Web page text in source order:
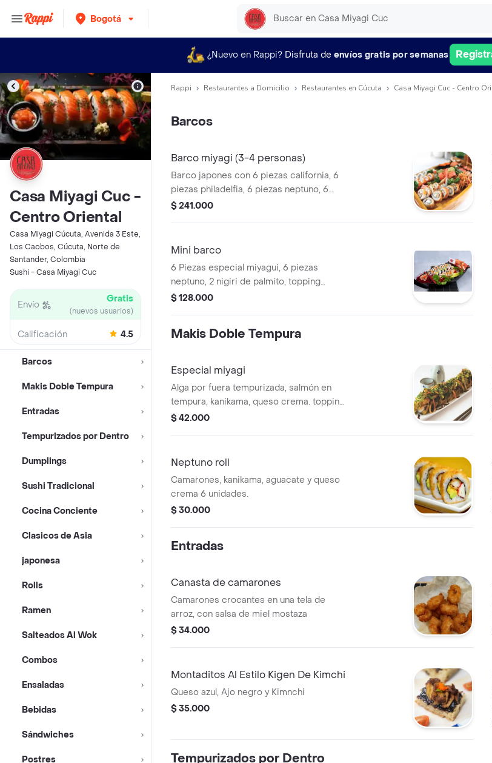
Bogotá
¿Nuevo en Rappi? Disfruta de envíos gratis por semanas
Casa Miyagi Cuc -
Centro Oriental
Casa Miyagi Cúcuta, Avenida 3 Este,
Los Caobos, Cúcuta, Norte de
Santander, Colombia
Sushi - Casa Miyagi Cuc
Envío Gratis
(nuevos usuarios)
Calificación 4.5
Barcos
Makis Doble Tempura
Entradas
Tempurizados por Dentro
Dumplings
Sushi Tradicional
Cocina Conciente
Clasicos de Asia
japonesa
Rolls
Ramen
Salteados Al Wok
Combos
Ensaladas
Bebidas
Sándwiches
Postres
Rappi Restaurantes a Domicilio Restaurantes en Cúcuta Casa Miyagi Cuc - Centro
Barcos
Barco miyagi (3-4 personas)
Barco japones con 6 piezas california, 6
piezas philadelfia, 6 piezas neptuno, 6
piezas de sakura roll, 6 piezas crocante
palmitos en tempura.
$ 241.000
Mini barco
6 Piezas especial miyagui, 6 piezas
neptuno, 2 nigiri de palmito, topping
erizaki, 5 kanikama tempura.
$ 128.000
Makis Doble Tempura
Especial miyagi
Alga por fuera tempurizada, salmón en
tempura, kanikama, queso crema. topping
de camarón, wakame y kanikama 6
$ 42.000
Neptuno roll
Camarones, kanikama, aguacate y queso
crema 6 unidades.
$ 30.000
Entradas
Canasta de camarones
Camarones crocantes en una tela de
arroz, con salsa de miel mostaza
$ 34.000
Montaditos Al Estilo Kigen De Kimchi
Queso azul, Ajo negro y Kimnchi
$ 35.000
Tempurizados por Dentro